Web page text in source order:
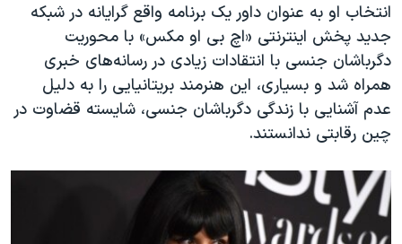
همایش محافظه‌کاران آمریکا «سی‌پک»
صفحه‌های ویژه
سفر پرزیدنت ترامپ به چین
انتخاب او به عنوان داور یک برنامه واقع گرایانه در شبکه
جدید پخش اینترنتی «اچ بی او مکس» با محوریت
دگرباشان جنسی با انتقادات زیادی در رسانه‌های خبری
همراه شد و بسیاری، این هنرمند بریتانیایی را به دلیل
عدم آشنایی با زندگی دگرباشان جنسی، شایسته قضاوت در
چین رقابتی ندانستند.